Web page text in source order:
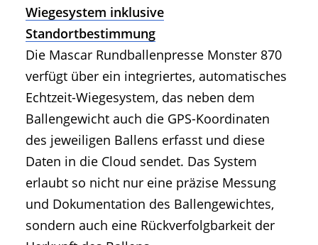
Wiegesystem inklusive
Standortbestimmung
Die Mascar Rundballenpresse Monster 870
verfügt über ein integriertes, automatisches
Echtzeit-Wiegesystem, das neben dem
Ballengewicht auch die GPS-Koordinaten
des jeweiligen Ballens erfasst und diese
Daten in die Cloud sendet. Das System
erlaubt so nicht nur eine präzise Messung
und Dokumentation des Ballengewichtes,
sondern auch eine Rückverfolgbarkeit der